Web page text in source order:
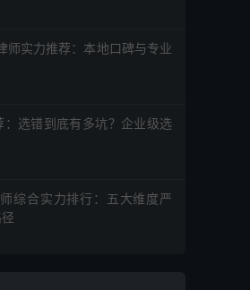
师实力推荐：本地口碑与专业
选错到底有多坑？企业级选
综合实力排行：五大维度严